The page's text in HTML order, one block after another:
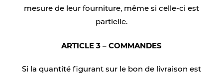
mesure de leur fourniture, même si celle-ci est
partielle.
ARTICLE 3 – COMMANDES
Si la quantité figurant sur le bon de livraison est